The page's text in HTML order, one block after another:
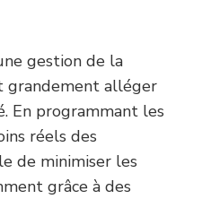
gestion de la
grandement alléger
En programmant les
réels des
de minimiser les
grâce à des